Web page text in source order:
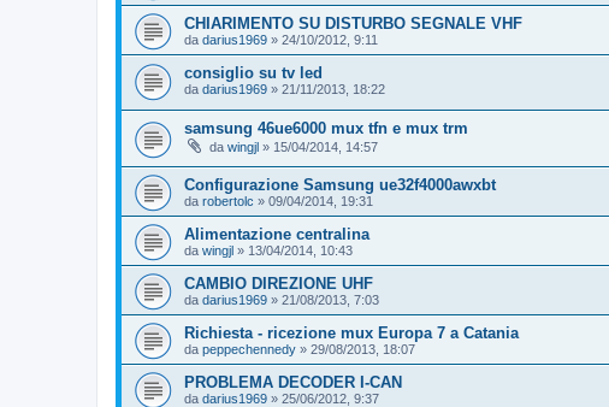
CHIARIMENTO SU DISTURBO SEGNALE VHF
da darius1969 » 24/10/2012, 9:11
consiglio su tv led
da darius1969 » 21/11/2013, 18:22
samsung 46ue6000 mux tfn e mux trm
da wingjl » 15/04/2014, 14:57
Configurazione Samsung ue32f4000awxbt
da robertolc » 09/04/2014, 19:31
Alimentazione centralina
da wingjl » 13/04/2014, 10:43
CAMBIO DIREZIONE UHF
da darius1969 » 21/08/2013, 7:03
Richiesta - ricezione mux Europa 7 a Catania
da peppechennedy » 29/08/2013, 18:07
PROBLEMA DECODER I-CAN
da darius1969 » 25/06/2012, 9:37